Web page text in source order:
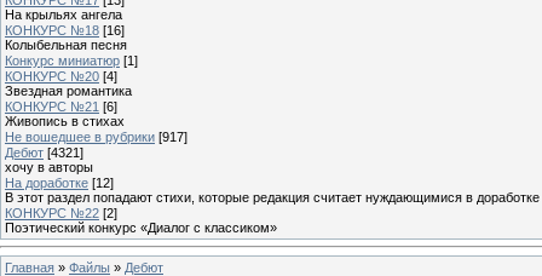
На крыльях ангела
КОНКУРС №18 [16]
Колыбельная песня
Конкурс миниатюр [1]
КОНКУРС №20 [4]
Звездная романтика
КОНКУРС №21 [6]
Живопись в стихах
Не вошедшее в рубрики [917]
Дебют [4321]
хочу в авторы
На доработке [12]
В этот раздел попадают стихи, которые редакция считает нуждающимися в доработке
КОНКУРС №22 [2]
Поэтический конкурс «Диалог с классиком»
Главная » Файлы » Дебют